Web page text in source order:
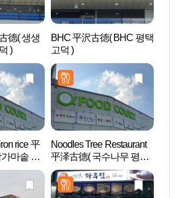
德( 생생
)
BHC 平沢古徳( BHC 평택
고덕 )
rice 平
마솥 평
Noodles Tree Restaurant
平泽古德( 국수나무 평택
고덕 )